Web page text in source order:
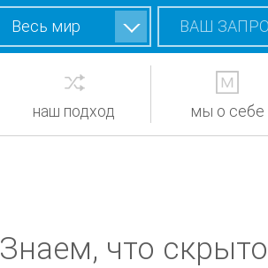
Весь мир ВАШ
наш подход мы о себе
Знаем, что